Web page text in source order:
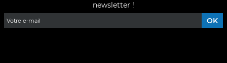
newsletter !